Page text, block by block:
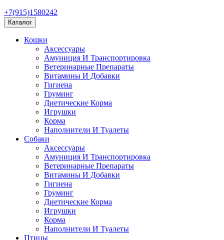
+7(915)1580242
Каталог
Кошки
Аксессуары
Амуниция И Транспортировка
Ветеринарные Препараты
Витамины И Добавки
Гигиена
Груминг
Диетические Корма
Игрушки
Корма
Наполнители И Туалеты
Собаки
Аксессуары
Амуниция И Транспортировка
Ветеринарные Препараты
Витамины И Добавки
Гигиена
Груминг
Диетические Корма
Игрушки
Корма
Наполнители И Туалеты
Птицы